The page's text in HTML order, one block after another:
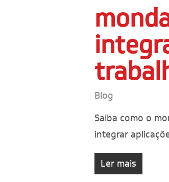
Blog
Saiba como o
integrar
Ler mais